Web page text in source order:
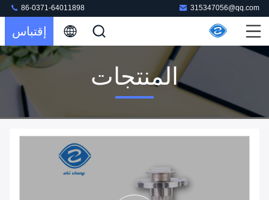
315347056@qq.com
86-0371-64011898
إقتباس
المنتجات